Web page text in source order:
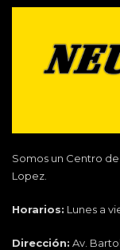
Somos un Centro
Lopez.
Horarios: Lunes a
Dirección: Av.